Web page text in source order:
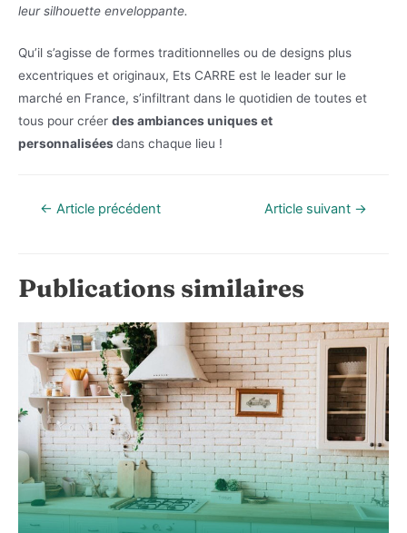
leur silhouette enveloppante.
Qu’il s’agisse de formes traditionnelles ou de designs plus
excentriques et originaux, Ets CARRE est le leader sur le
marché en France, s’infiltrant dans le quotidien de toutes et
tous pour créer des ambiances uniques et
personnaliséesdans chaque lieu !
Navigation
← Article précédent Article suivant →
Publications similaires